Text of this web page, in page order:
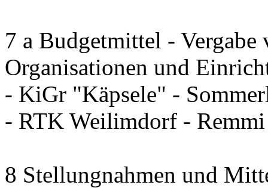
7 a Budgetmittel - Vergabe
Organisationen und
- KiGr "Käpsele" -
- RTK Weilimdorf -
8 Stellungnahmen und